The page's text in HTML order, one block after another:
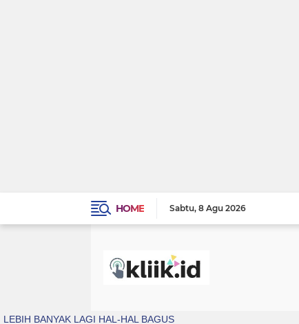
HOME Sabtu 8 Agu 2026